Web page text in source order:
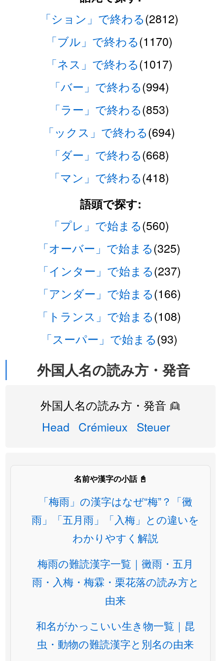
「ション」で終わる(2812)
「ブル」で終わる(1170)
「ネス」で終わる(1017)
「バー」で終わる(994)
「ラー」で終わる(853)
「ックス」で終わる(694)
「ダー」で終わる(668)
「マン」で終わる(418)
語頭で探す:
「プレ」で始まる(560)
「オーバー」で始まる(325)
「インター」で始まる(237)
「アンダー」で始まる(166)
「トランス」で始まる(108)
「スーパー」で始まる(93)
外国人名の読み方・発音
外国人名の読み方・発音 👱
Head Crémieux Steuer
名前や漢字の小話 📓
「梅雨」の漢字はなぜ“梅”？「黴
雨」「五月雨」「入梅」との違いを
わかりやすく解説
梅雨の難読漢字一覧｜黴雨・五月
雨・入梅・梅霖・栗花落の読み方と
由来
和名がかっこいい生き物一覧｜昆
虫・動物の難読漢字と別名の由来